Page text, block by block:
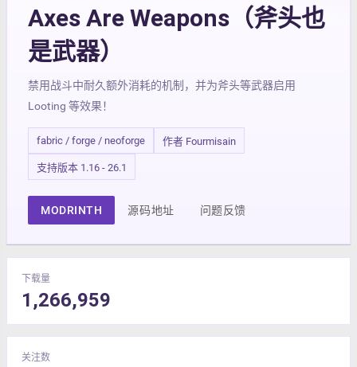
Axes Are Weapons（斧头也
是武器）
禁用战斗中耐久额外消耗的机制，并为斧头等武器启用
Looting 等效果！
fabric / forge / neoforge 作者 Fourmisain
支持版本 1.16 - 26.1
MODRINTH 源码地址 问题反馈
下载量
1,266,959
关注数